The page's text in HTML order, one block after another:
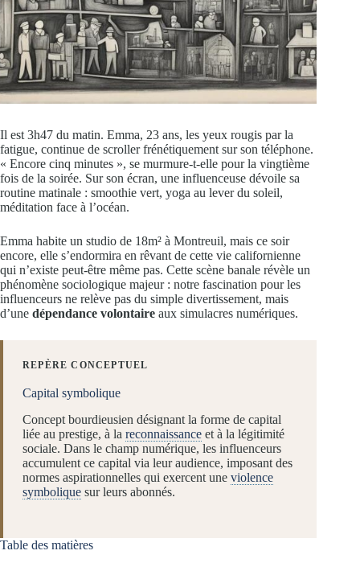
Il est 3h47 du matin. Emma, 23 ans, les yeux rougis par la
fatigue, continue de scroller frénétiquement sur son téléphone.
« Encore cinq minutes », se murmure-t-elle pour la vingtième
fois de la soirée. Sur son écran, une influenceuse dévoile sa
routine matinale : smoothie vert, yoga au lever du soleil,
méditation face à l’océan.
Emma habite un studio de 18m² à Montreuil, mais ce soir
encore, elle s’endormira en rêvant de cette vie californienne
qui n’existe peut-être même pas. Cette scène banale révèle un
phénomène sociologique majeur : notre fascination pour les
influenceurs ne relève pas du simple divertissement, mais
d’une dépendance volontaire aux simulacres numériques.
REPÈRE CONCEPTUEL
Capital symbolique
Concept bourdieusien désignant la forme de capital
liée au prestige, à la reconnaissance et à la légitimité
sociale. Dans le champ numérique, les influenceurs
accumulent ce capital via leur audience, imposant des
normes aspirationnelles qui exercent une violence
symbolique sur leurs abonnés.
Table des matières